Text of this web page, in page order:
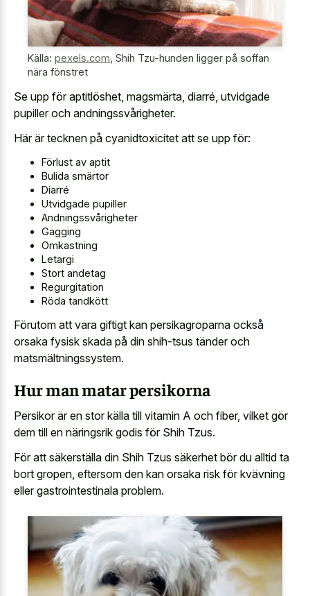
Källa: pexels.com Shih Tzu-hunden ligger på soffan
nära fönstret
Se upp för aptitlöshet, magsmärta, diarré, utvidgade
pupiller och andningssvårigheter.
Här är tecknen på cyanidtoxicitet att se upp för:
Förlust av aptit
Bulida smärtor
Diarré
Utvidgade pupiller
Andningssvårigheter
Gagging
Omkastning
Letargi
Stort andetag
Regurgitation
Röda tandkött
Förutom att vara giftigt kan persikagroparna också
orsaka fysisk skada på din shih-tsus tänder och
matsmältningssystem.
Hur man matar persikorna
Persikor är en stor källa till vitamin A och fiber, vilket gör
dem till en näringsrik godis för Shih Tzus.
För att säkerställa din Shih Tzus säkerhet bör du alltid ta
bort gropen, eftersom den kan orsaka risk för kvävning
eller gastrointestinala problem.